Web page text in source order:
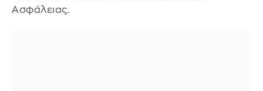
Ασφάλειας.